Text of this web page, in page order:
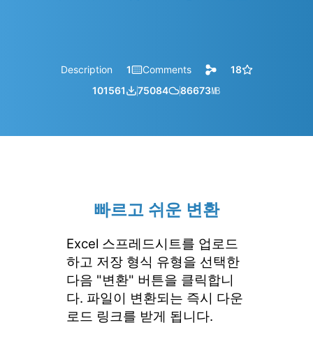
Description 1 Comments
18
101561
75084 86673㎆︎
빠르고 쉬운 변환
Excel 스프레드시트를 업로드
하고 저장 형식 유형을 선택한
다음 "변환" 버튼을 클릭합니
다. 파일이 변환되는 즉시 다운
로드 링크를 받게 됩니다.